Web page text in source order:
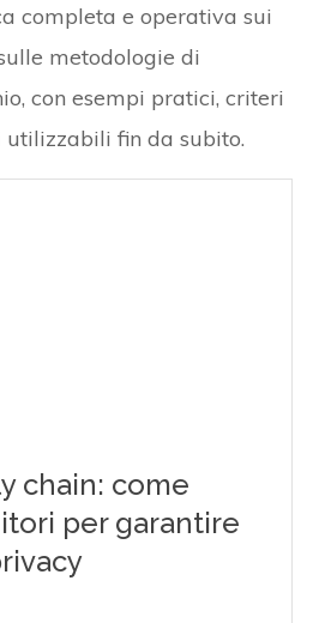
completa e operativa sui
metodologie di
con esempi pratici, criteri
fin da subito.